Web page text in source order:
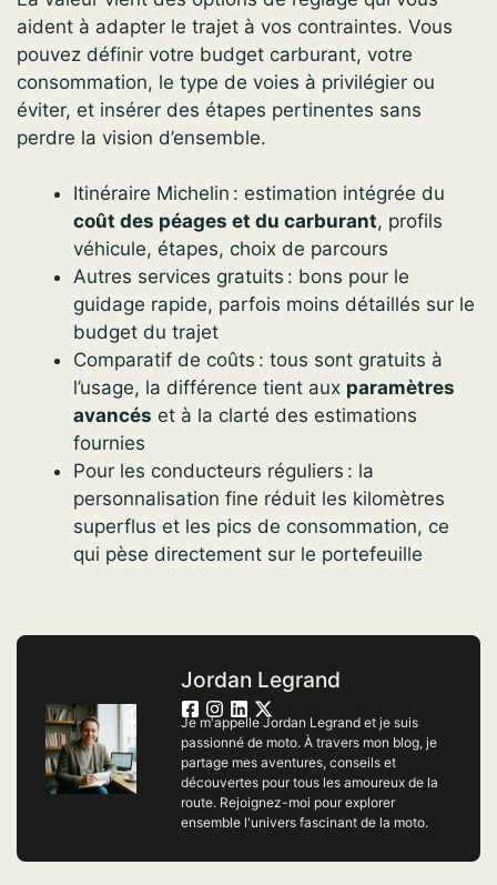
aident à adapter le trajet à vos contraintes. Vous
pouvez définir votre budget carburant, votre
consommation, le type de voies à privilégier ou
éviter, et insérer des étapes pertinentes sans
perdre la vision d’ensemble.
Itinéraire Michelin : estimation intégrée du
coût des péages et du carburant, profils
véhicule, étapes, choix de parcours
Autres services gratuits : bons pour le
guidage rapide, parfois moins détaillés sur le
budget du trajet
Comparatif de coûts : tous sont gratuits à
l’usage, la différence tient aux paramètres
avancés et à la clarté des estimations
fournies
Pour les conducteurs réguliers : la
personnalisation fine réduit les kilomètres
superflus et les pics de consommation, ce
qui pèse directement sur le portefeuille
Jordan Legrand
Je m'appelle Jordan Legrand et je suis
passionné de moto. À travers mon blog, je
partage mes aventures, conseils et
découvertes pour tous les amoureux de la
route. Rejoignez-moi pour explorer
ensemble l'univers fascinant de la moto.